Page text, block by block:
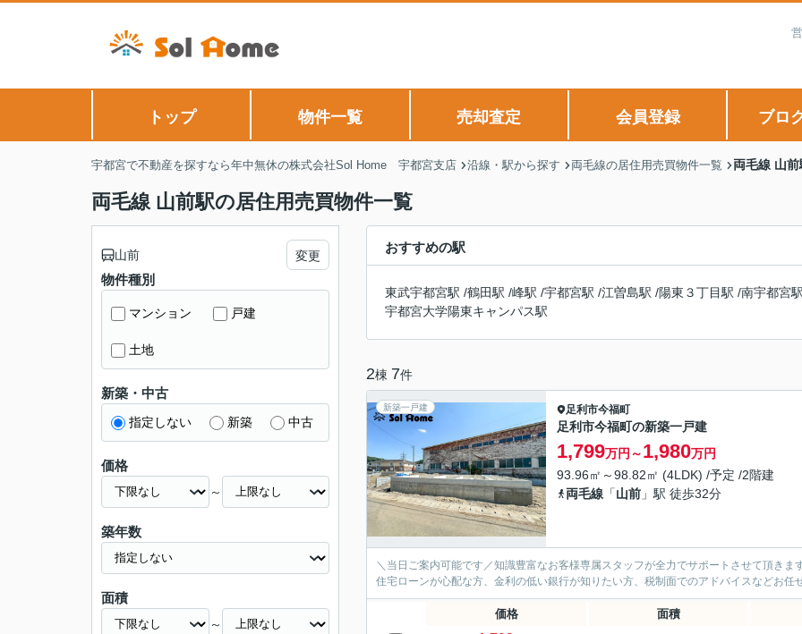
トップ 物件一覧 売却査定 会員登録 ブロ
宇都宮で不動産を探すなら年中無休の株式会社Sol Home 宇都宮支店 沿線・駅から探す 両毛線の居住用売買物件一覧 両毛線 山
両毛線 山前駅の居住用売買物件一覧
おすすめの駅
東武宇都宮駅 /鶴田駅 /峰駅 /宇都宮駅 /江曽島駅 /陽東３丁目駅 /南宇都宮
宇都宮大学陽東キャンパス駅
2棟 7件
新築一戸建 足利市今福町
足利市今福町の新築一戸建
1,799万円～1,980万円
93.96㎡～98.82㎡ (4LDK) /予定 /2階建
両毛線 「山前 」駅 徒歩32分
＼当日ご案内可能です／知識豊富なお客様専属スタッフが全力でサポートさせて頂きま
住宅ローンが心配な方、金利の低い銀行が知りたい方、税制面でのアドバイスなどお任
価格 面積
山前 変更
物件種別
マンション 戸建
土地
新築・中古
指定しない 新築 中古
価格
～
築年数
面積
～